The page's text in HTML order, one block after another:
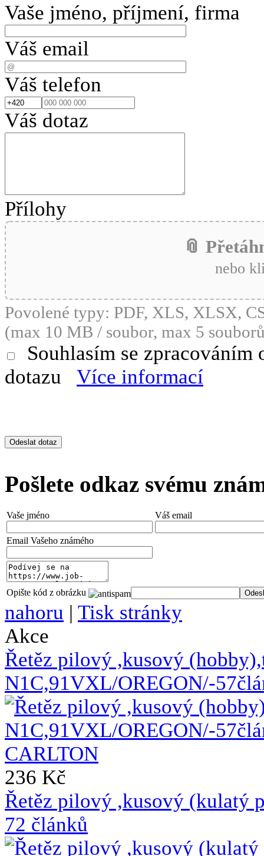
Vaše jméno, příjmení, firma
Váš email
Váš telefon
Váš dotaz
Přílohy
📎
nebo
Povolené typy: PDF, XLS, XLSX,
(max 10 MB / soubor, max 5
Souhlasím se
dotazu
Více informací
Pošlete odkaz svému
Vaše jméno Váš email
Email Vašeho známého
Opište kód z obrázku
nahoru | Tisk stránky
Akce
Řetěz pilový ,kusový
N1C,91VXL/OREGON/-
236 Kč
Řetěz pilový ,kusový (kulatý
72 článků